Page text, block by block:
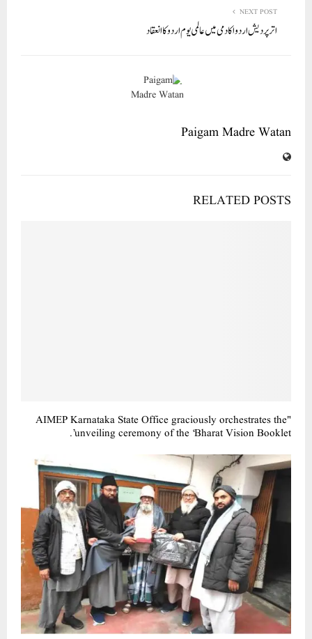
NEXT POST
اتر پردیش اردو اکادمی میں عالمی یوم اردو کاانعقاد
Paigam Madre Watan
RELATED POSTS
"AIMEP Karnataka State Office graciously orchestrates the
unveiling ceremony of the ‘Bharat Vision Booklet’.